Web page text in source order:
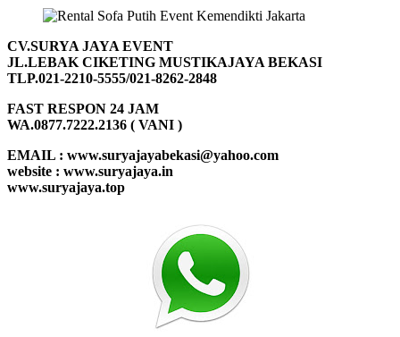
CV.SURYA JAYA EVENT
JL.LEBAK CIKETING MUSTIKAJAYA BEKASI
TLP.021-2210-5555/021-8262-2848
FAST RESPON 24 JAM
WA.0877.7222.2136 ( VANI )
EMAIL : www.suryajayabekasi@yahoo.com
website : www.suryajaya.in
www.suryajaya.top